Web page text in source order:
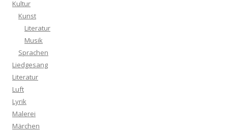
Kultur
Kunst
Literatur
Musik
Sprachen
Liedgesang
Literatur
Luft
Lyrik
Malerei
Märchen